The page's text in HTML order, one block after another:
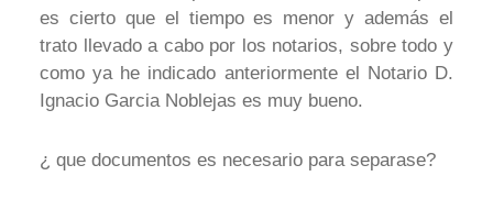
es cierto que el tiempo es menor y además el
trato llevado a cabo por los notarios, sobre todo y
como ya he indicado anteriormente el Notario D.
Ignacio Garcia Noblejas es muy bueno.
¿ que documentos es necesario para separase?